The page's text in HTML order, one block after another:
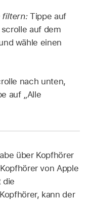
filtern:Tippe auf
scrolle auf dem
wähle einen
nach unten,
auf „Alle
über Kopfhörer
von Apple
die
kann der